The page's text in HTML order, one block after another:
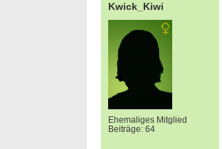
Kwick_Kiwi
Ehemaliges Mitglied
Beiträge: 64